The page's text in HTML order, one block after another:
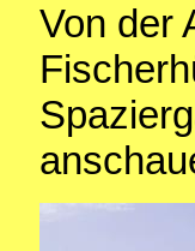
Von der